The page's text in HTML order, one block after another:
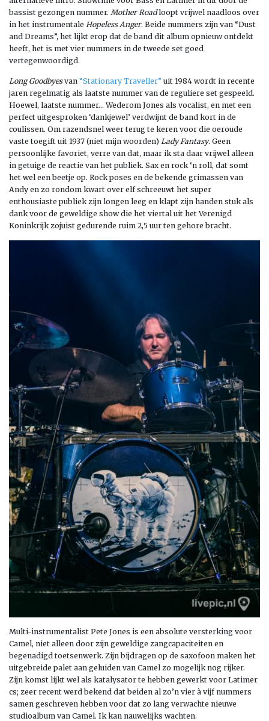
bassist gezongen nummer. Mother Roadloopt vrijwel naadloos over
in het instrumentale Hopeless Anger. Beide nummers zijn van “Dust
and Dreams”, het lijkt erop dat de band dit album opnieuw ontdekt
heeft, het is met vier nummers in de tweede set goed
vertegenwoordigd.
Long Goodbyesvan “Stationary Traveller” uit 1984 wordt in recente
jaren regelmatig als laatste nummer van de reguliere set gespeeld.
Hoewel, laatste nummer… Wederom Jones als vocalist, en met een
perfect uitgesproken ‘dankjewel’ verdwijnt de band kort in de
coulissen. Om razendsnel weer terug te keren voor die oeroude
vaste toegift uit 1937 (niet mijn woorden) Lady Fantasy. Geen
persoonlijke favoriet, verre van dat, maar ik sta daar vrijwel alleen
in getuige de reactie van het publiek. Sax en rock ‘n roll, dat somt
het wel een beetje op. Rock poses en de bekende grimassen van
Andy en zo rondom kwart over elf schreeuwt het super
enthousiaste publiek zijn longen leeg en klapt zijn handen stuk als
dank voor de geweldige show die het viertal uit het Verenigd
Koninkrijk zojuist gedurende ruim 2,5 uur ten gehore bracht.
Multi-instrumentalist Pete Jones is een absolute versterking voor
Camel, niet alleen door zijn geweldige zangcapaciteiten en
begenadigd toetsenwerk. Zijn bijdragen op de saxofoon maken het
uitgebreide palet aan geluiden van Camel zo mogelijk nog rijker.
Zijn komst lijkt wel als katalysator te hebben gewerkt voor Latimer
cs; zeer recent werd bekend dat beiden al zo’n vier à vijf nummers
samen geschreven hebben voor dat zo lang verwachte nieuwe
studioalbum van Camel. Ik kan nauwelijks wachten.